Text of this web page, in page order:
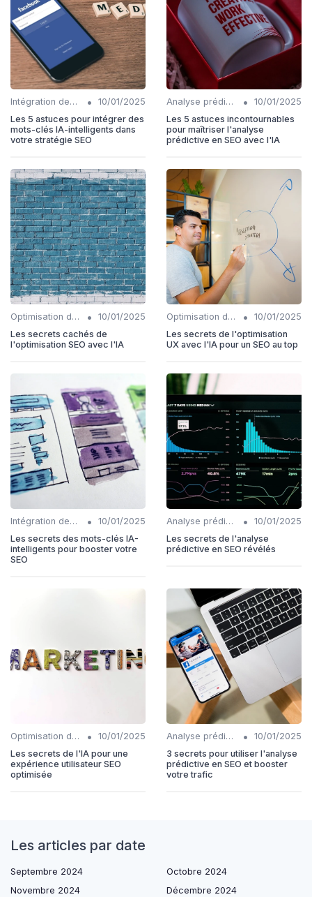
Intégration des mots-clés IA-intelligents •
10/01/2025
Les 5 astuces pour intégrer des
mots-clés IA-intelligents dans
votre stratégie SEO
Analyse prédictive en SEO •
10/01/2025
Les 5 astuces incontournables
pour maîtriser l'analyse
prédictive en SEO avec l'IA
Optimisation de l'expérience utilisateur avec IA •
10/01/2025
Les secrets cachés de
l'optimisation SEO avec l'IA
Optimisation de l'expérience utilisateur avec IA •
10/01/2025
Les secrets de l'optimisation
UX avec l'IA pour un SEO au top
Intégration des mots-clés IA-intelligents •
10/01/2025
Les secrets des mots-clés IA-
intelligents pour booster votre
SEO
Analyse prédictive en SEO •
10/01/2025
Les secrets de l'analyse
prédictive en SEO révélés
Optimisation de l'expérience utilisateur avec IA •
10/01/2025
Les secrets de l'IA pour une
expérience utilisateur SEO
optimisée
Analyse prédictive en SEO •
10/01/2025
3 secrets pour utiliser l'analyse
prédictive en SEO et booster
votre trafic
Les articles par date
Septembre 2024
Octobre 2024
Novembre 2024
Décembre 2024